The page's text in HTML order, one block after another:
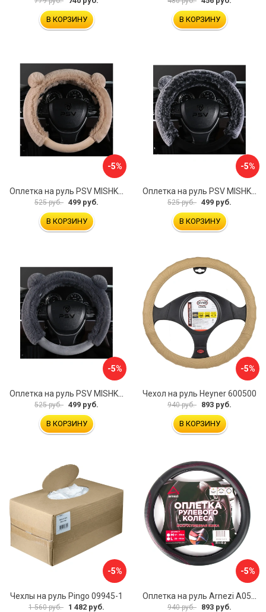
В КОРЗИНУ В КОРЗИНУ
-5%
Оплетка на руль PSV MISHKA Premium 136099
525 руб. 499 руб.
В КОРЗИНУ
-5%
Оплетка на руль PSV MISHKA Premium 136095
525 руб. 499 руб.
В КОРЗИНУ
-5%
525 руб. 499 руб.
В КОРЗИНУ
-5%
Чехол на руль Heyner 600500
940 руб. 893 руб.
В КОРЗИНУ
-5%
Чехлы на руль Pingo 09945-1
1 560 руб. 1 482 руб.
-5%
940 руб. 893 руб.